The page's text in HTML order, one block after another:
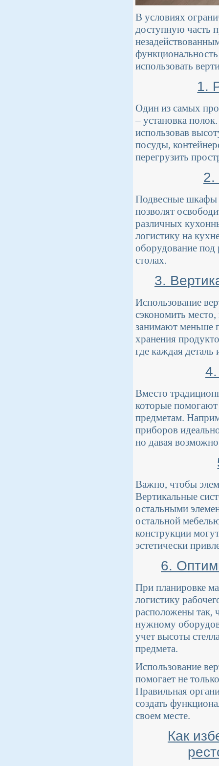
В условиях
доступную часть
использовать
1.
Один из самых
– установка
использовав
посуды,
перегрузить
2.
Подвесные шкафы
позволят
различных
логистику на
оборудование под
столах.
3.
Использование
сэкономить
занимают меньше
хранения
где каждая деталь
Вместо
которые
предметам.
приборов
но давая
Важно, чтобы
Вертикальные
остальными
остальной
конструкции
эстетически
6.
При планировке
логистику
расположены так,
нужному
учет высоты
предмета.
Использование
помогает не
Правильная
создать
своем месте.
Как